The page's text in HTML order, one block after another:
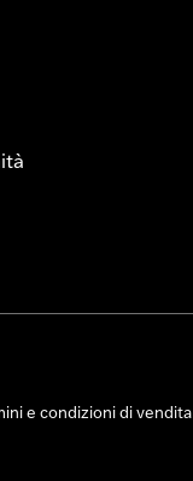
e condizioni di vendita